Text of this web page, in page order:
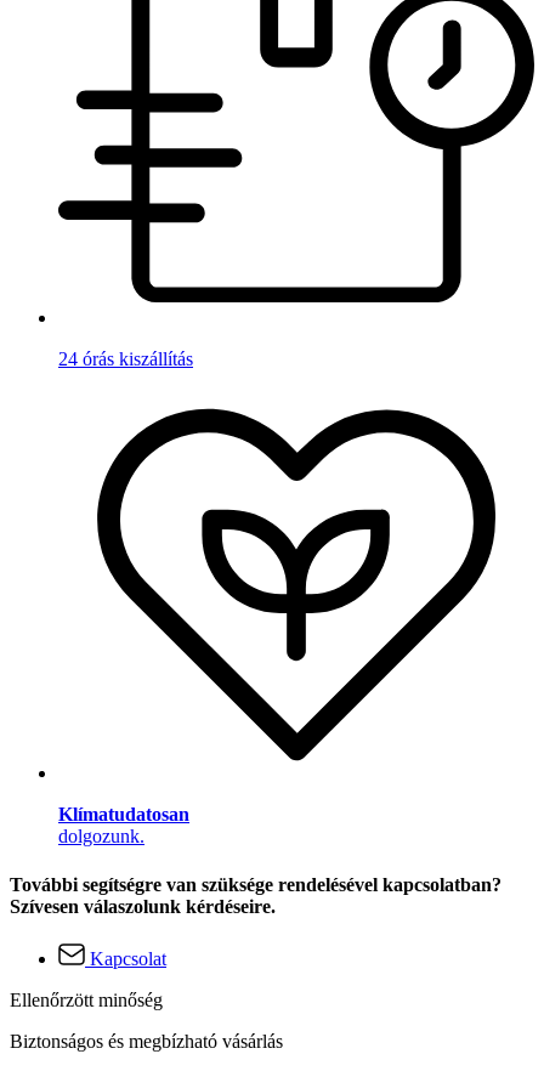
24 órás kiszállítás
Klímatudatosan
dolgozunk.
További segítségre van szüksége rendelésével kapcsolatban?
Szívesen válaszolunk kérdéseire.
Kapcsolat
Ellenőrzött minőség
Biztonságos és megbízható vásárlás